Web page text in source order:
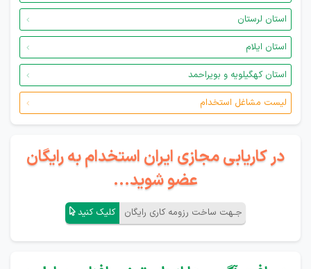
استان لرستان
استان ایلام
استان کهگیلویه و بویراحمد
لیست مشاغل استخدام
در کاریابی مجازی ایران استخدام به رایگان
عضو شوید...
جـهت ساخت رزومه کاری رایگان کلیک کنید